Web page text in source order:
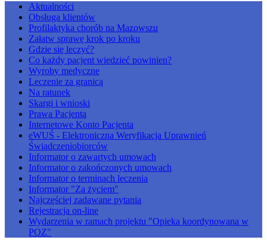
Aktualności
Obsługa klientów
Profilaktyka chorób na Mazowszu
Załatw sprawę krok po kroku
Gdzie się leczyć?
Co każdy pacjent wiedzieć powinien?
Wyroby medyczne
Leczenie za granicą
Na ratunek
Skargi i wnioski
Prawa Pacjenta
Internetowe Konto Pacjenta
eWUŚ - Elektroniczna Weryfikacja Uprawnień
Świadczeniobiorców
Informator o zawartych umowach
Informator o zakończonych umowach
Informator o terminach leczenia
Informator "Za życiem"
Najczęściej zadawane pytania
Rejestracja on-line
Wydarzenia w ramach projektu "Opieka koordynowana w
POZ"